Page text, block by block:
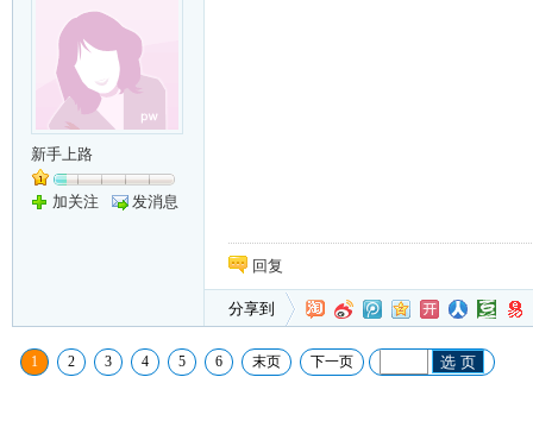
新手上路
加关注 发消息
回复
分享到
1 2 3 4 5 6 末页 下一页 选 页